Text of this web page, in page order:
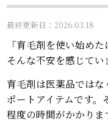
最終更新日：2026.03.18
「育毛剤を使い始め
そんな不安を感じてい
育毛剤は医薬品では
ポートアイテムです。
程度の時間がかかり